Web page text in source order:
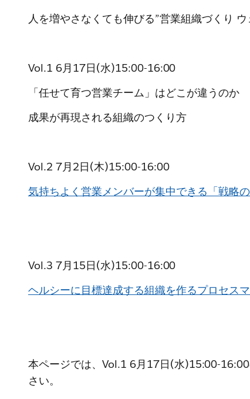
人を増やさなくても伸びる”営業組織づくり
Vol.1 6月17日(水)15:00-16:00
「任せて育つ営業チーム」はどこが違うのか
成果が再現される組織のつくり方
Vol.2 7月2日(木)15:00-16:00
気持ちよく営業メンバーが集中できる「戦略の
Vol.3 7月15日(水)15:00-16:00
ヘルシーに目標達成する組織を作るプロセス
本ページでは、Vol.1 6月17日(水)15:00-
さい。